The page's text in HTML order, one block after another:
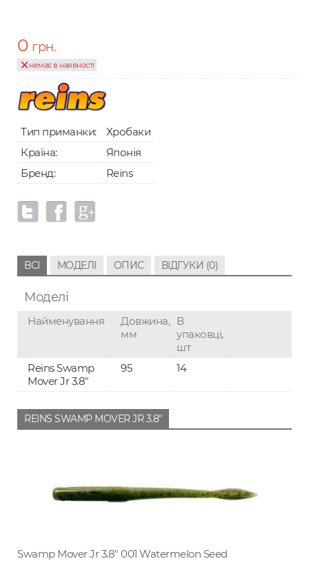
0 грн.
немає в наявності
Тип приманки:
Хробаки
Країна:
Японія
Бренд:
Reins
ВСІ МОДЕЛІ ОПИС ВІДГУКИ (0)
Моделі
Найменування
Довжина,
мм
В
упаковці,
шт
Reins Swamp
Mover Jr 3.8"
95 14
REINS SWAMP MOVER JR 3.8"
Swamp Mover Jr 3.8" 001 Watermelon Seed